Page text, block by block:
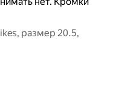
размер 20.5,